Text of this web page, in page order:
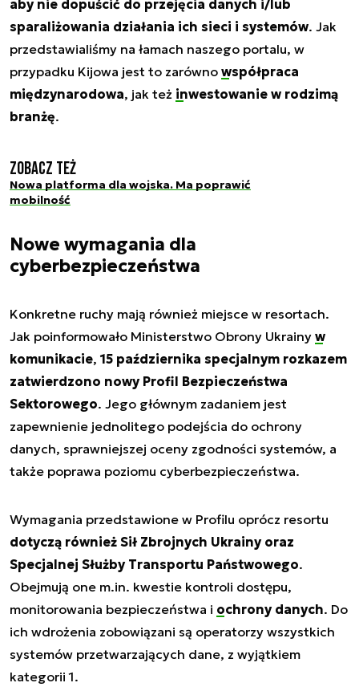
aby nie dopuścić do przejęcia danych i/lub
sparaliżowania działania ich sieci i systemów. Jak
przedstawialiśmy na łamach naszego portalu, w
przypadku Kijowa jest to zarówno współpraca
międzynarodowa, jak też inwestowanie w rodzimą
branżę.
Zobacz też
Nowa platforma dla wojska. Ma poprawić
mobilność
Nowe wymagania dla
cyberbezpieczeństwa
Konkretne ruchy mają również miejsce w resortach.
Jak poinformowało Ministerstwo Obrony Ukrainy w
komunikacie, 15 października specjalnym rozkazem
zatwierdzono nowy Profil Bezpieczeństwa
Sektorowego. Jego głównym zadaniem jest
zapewnienie jednolitego podejścia do ochrony
danych, sprawniejszej oceny zgodności systemów, a
także poprawa poziomu cyberbezpieczeństwa.
Wymagania przedstawione w Profilu oprócz resortu
dotyczą również Sił Zbrojnych Ukrainy oraz
Specjalnej Służby Transportu Państwowego.
Obejmują one m.in. kwestie kontroli dostępu,
monitorowania bezpieczeństwa i ochrony danych. Do
ich wdrożenia zobowiązani są operatorzy wszystkich
systemów przetwarzających dane, z wyjątkiem
kategorii 1.